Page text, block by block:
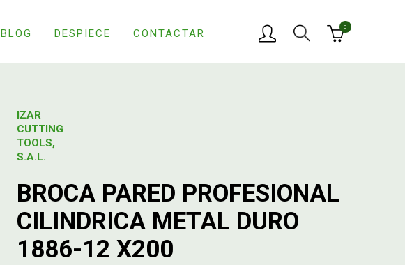
BLOG DESPIECE CONTACTAR
0
IZAR
CUTTING
TOOLS,
S.A.L.
BROCA PARED PROFESIONAL
CILINDRICA METAL DURO
1886-12 X200